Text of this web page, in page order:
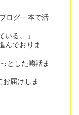
ログ一本で活
いる。」
んでおりま
とした噂話ま
お届けしま